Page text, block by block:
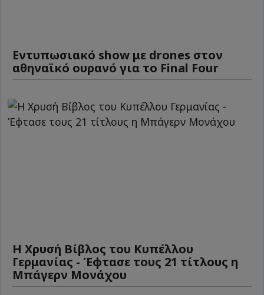
Εντυπωσιακό show με drones στον
αθηναϊκό ουρανό για το Final Four
Η Χρυσή Βίβλος του Κυπέλλου
Γερμανίας - Έφτασε τους 21 τίτλους η
Μπάγερν Μονάχου